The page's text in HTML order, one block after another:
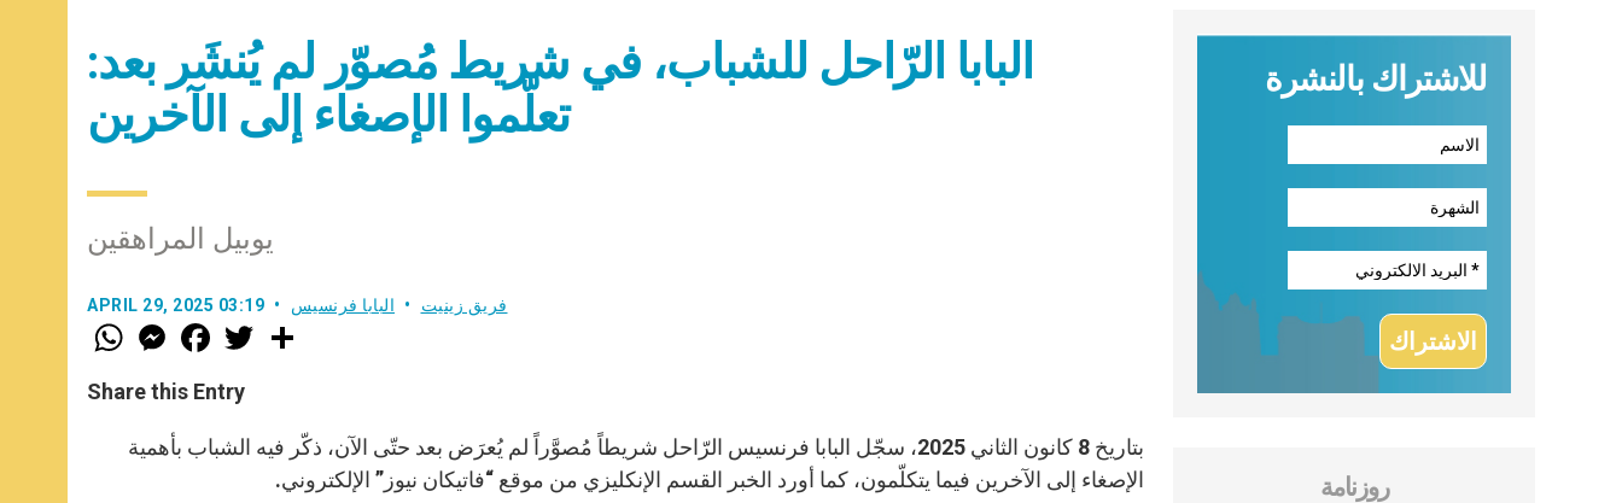
البابا الرّاحل للشباب، في شريط مُصوّر لم يُنشَر بعد:
تعلّموا الإصغاء إلى الآخرين
يوبيل المراهقين
APRIL 29, 2025 03:19 فريق زينيت البابا فرنسيس
W
h
t
s
p
p
M
e
s
e
g
e
F
a
e
b
o
k
w
r
Share this Entry
بتاريخ 8 كانون الثاني 2025، سجّل البابا فرنسيس الرّاحل شريطاً مُصوَّراً لم يُعرَض بعد حتّى الآن، ذكّر فيه الشباب بأهمية
الإصغاء إلى الآخرين فيما يتكلّمون، كما أورد الخبر القسم الإنكليزي من موقع “فاتيكان نيوز” الإلكتروني.
للاشتراك بالنشرة
روزنامة